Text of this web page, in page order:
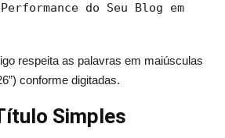
Performance do Seu Blog em
respeita as palavras em maiúsculas
conforme digitadas.
Simples